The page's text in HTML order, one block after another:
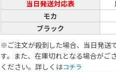
当日発送対応表
モカ
ブラック
※ご注文が殺到した場合、当日発送
す。また、在庫切れとなる場合がご
ください。詳しくはコチラ